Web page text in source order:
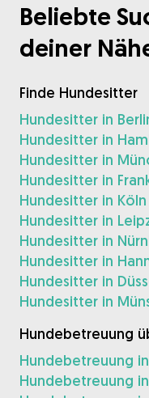
Beliebte
deiner
Finde Hundesitter
Hundesitter in
Hundesitter in
Hundesitter in
Hundesitter in
Hundesitter in Köln
Hundesitter in
Hundesitter in
Hundesitter in
Hundesitter in
Hundesitter in
Hundebetreuung
Hundebetreuung
Hundebetreuung